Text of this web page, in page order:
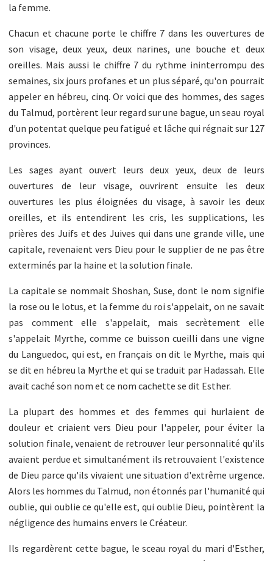
la femme.
Chacun et chacune porte le chiffre 7 dans les ouvertures de
son visage, deux yeux, deux narines, une bouche et deux
oreilles. Mais aussi le chiffre 7 du rythme ininterrompu des
semaines, six jours profanes et un plus séparé, qu'on pourrait
appeler en hébreu, cinq. Or voici que des hommes, des sages
du Talmud, portèrent leur regard sur une bague, un seau royal
d'un potentat quelque peu fatigué et lâche qui régnait sur 127
provinces.
Les sages ayant ouvert leurs deux yeux, deux de leurs
ouvertures de leur visage, ouvrirent ensuite les deux
ouvertures les plus éloignées du visage, à savoir les deux
oreilles, et ils entendirent les cris, les supplications, les
prières des Juifs et des Juives qui dans une grande ville, une
capitale, revenaient vers Dieu pour le supplier de ne pas être
exterminés par la haine et la solution finale.
La capitale se nommait Shoshan, Suse, dont le nom signifie
la rose ou le lotus, et la femme du roi s'appelait, on ne savait
pas comment elle s'appelait, mais secrètement elle
s'appelait Myrthe, comme ce buisson cueilli dans une vigne
du Languedoc, qui est, en français on dit le Myrthe, mais qui
se dit en hébreu la Myrthe et qui se traduit par Hadassah. Elle
avait caché son nom et ce nom cachette se dit Esther.
La plupart des hommes et des femmes qui hurlaient de
douleur et criaient vers Dieu pour l'appeler, pour éviter la
solution finale, venaient de retrouver leur personnalité qu'ils
avaient perdue et simultanément ils retrouvaient l'existence
de Dieu parce qu'ils vivaient une situation d'extrême urgence.
Alors les hommes du Talmud, non étonnés par l'humanité qui
oublie, qui oublie ce qu'elle est, qui oublie Dieu, pointèrent la
négligence des humains envers le Créateur.
Ils regardèrent cette bague, le sceau royal du mari d'Esther,